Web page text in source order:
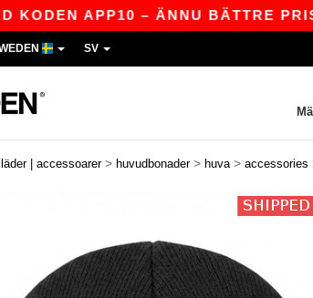
APP10 – ÄNNU BÄTTRE PRISER
SV
| accessoarer > huvudbonader > huva > accessories